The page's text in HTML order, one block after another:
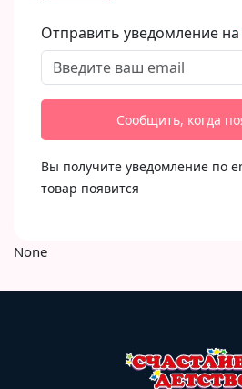
Отправить уведомление на
Сообщить, когда
Вы получите уведомление по
товар появится
None